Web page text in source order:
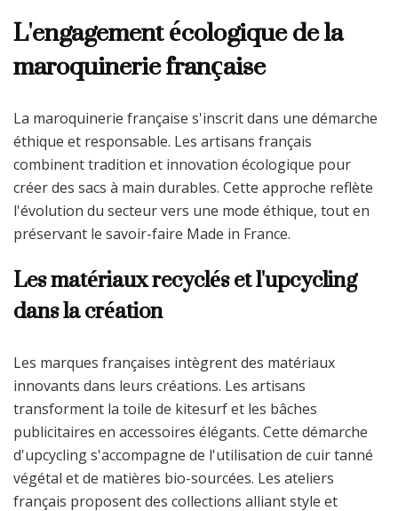
L'engagement écologique de la
maroquinerie française
La maroquinerie française s'inscrit dans une démarche
éthique et responsable. Les artisans français
combinent tradition et innovation écologique pour
créer des sacs à main durables. Cette approche reflète
l'évolution du secteur vers une mode éthique, tout en
préservant le savoir-faire Made in France.
Les matériaux recyclés et l'upcycling
dans la création
Les marques françaises intègrent des matériaux
innovants dans leurs créations. Les artisans
transforment la toile de kitesurf et les bâches
publicitaires en accessoires élégants. Cette démarche
d'upcycling s'accompagne de l'utilisation de cuir tanné
végétal et de matières bio-sourcées. Les ateliers
français proposent des collections alliant style et